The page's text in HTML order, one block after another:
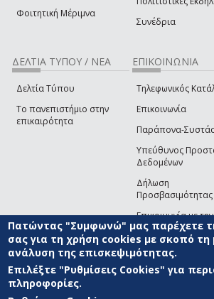
Φοιτητική Μέριμνα
Συνέδρια
ΔΕΛΤΙΑ ΤΥΠΟΥ / ΝΕΑ
Δελτία Τύπου
Το πανεπιστήμιο στην
επικαιρότητα
ΕΠΙΚΟΙΝΩΝΙΑ
Τηλεφωνικός
Επικοινωνία
Παράπονα-
Υπεύθυνος
Δεδομένων
Δήλωση
Προσβασιμότητας
Επικοινωνία με
Ανάπτυξης του
© ΠΑΝΕΠΙΣΤΗΜΙΟ ΑΙΓΑΙΟΥ ΟΡΟΙ ΧΡΗΣΗΣ
ΑΝΑΠΤΥΞΗΣ
Πατώντας "Συμφωνώ" μας παρέχετε
σας για τη χρήση cookies με σκοπό τη
ανάλυση της επισκεψιμότητας.
Επιλέξτε "Ρυθμίσεις Cookies" για
πληροφορίες.